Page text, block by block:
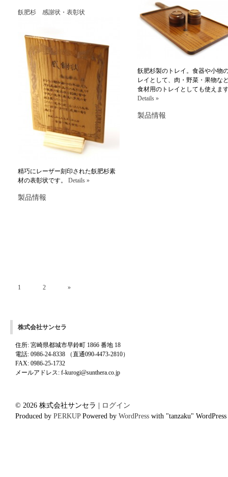
飫肥杉製のトレイ。食器や小物
レイとして、肉・野菜・果物な
食材用のトレイとしても使えま
Details »
製品情報
飫肥杉 感謝状・表彰状
精巧にレーザー刻印された飫肥杉素
材の表彰状です。 Details »
製品情報
1 2 »
株式会社サンセラ
住所: 宮崎県都城市早鈴町 1866 番地 18
電話: 0986-24-8338 （直通090-4473-2810）
FAX: 0986-25-1732
メールアドレス: f-kurogi@sunthera.co.jp
© 2026 株式会社サンセラ |
ログイン
Produced by PERKUPPowered by WordPress with "tanzaku"